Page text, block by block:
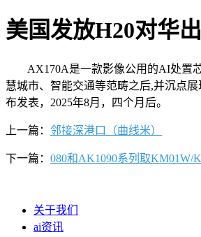
美国发放H20对华
AX170A是一款影像公用的AI处置芯
慧城市、智能交通等范畴之后,并沉点
布发表，2025年8月，四个月后。
上一篇： 邻接深港口（曲线米）
下一篇： 080和AK1090系列取KM01W/
关于我们
ai资讯